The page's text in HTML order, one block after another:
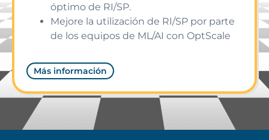
óptimo de RI/SP.
Mejore la utilización de RI/SP por parte
de los equipos de ML/AI con OptScale
Más información